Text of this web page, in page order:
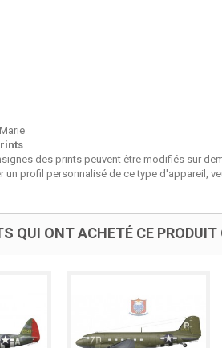
des prints peuvent être modifiés sur
un profil personnalisé de ce type d'appareil,
QUI ONT ACHETÉ CE